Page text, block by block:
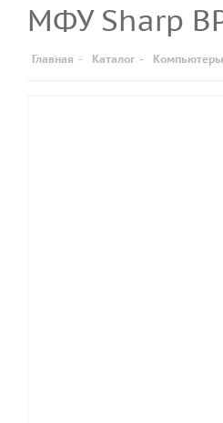
МФУ Sharp
Главная - Каталог - Компьютеры